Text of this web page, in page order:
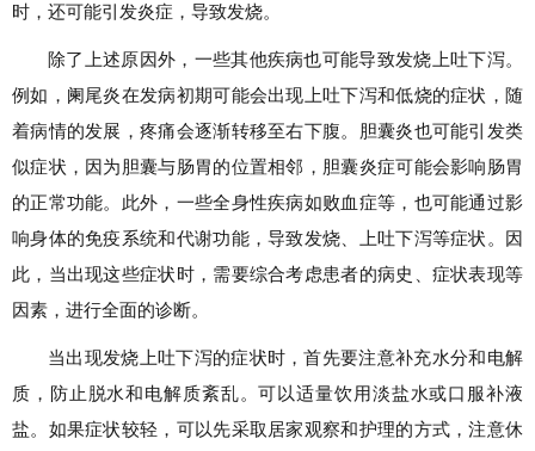
时，还可能引发炎症，导致发烧。
除了上述原因外，一些其他疾病也可能导致发烧上吐下泻。
例如，阑尾炎在发病初期可能会出现上吐下泻和低烧的症状，随
着病情的发展，疼痛会逐渐转移至右下腹。胆囊炎也可能引发类
似症状，因为胆囊与肠胃的位置相邻，胆囊炎症可能会影响肠胃
的正常功能。此外，一些全身性疾病如败血症等，也可能通过影
响身体的免疫系统和代谢功能，导致发烧、上吐下泻等症状。因
此，当出现这些症状时，需要综合考虑患者的病史、症状表现等
因素，进行全面的诊断。
当出现发烧上吐下泻的症状时，首先要注意补充水分和电解
质，防止脱水和电解质紊乱。可以适量饮用淡盐水或口服补液
盐。如果症状较轻，可以先采取居家观察和护理的方式，注意休